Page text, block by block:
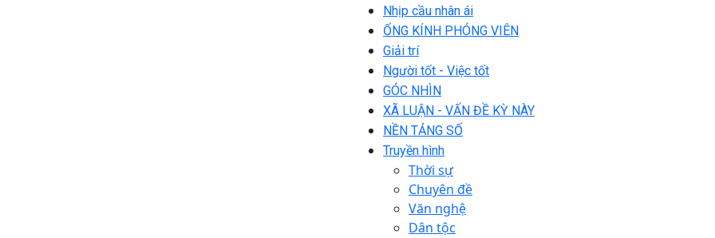
Nhịp cầu nhân ái
ỐNG KÍNH PHÓNG VIÊN
Giải trí
Người tốt - Việc tốt
GÓC NHÌN
XÃ LUẬN - VẤN ĐỀ KỲ NÀY
NỀN TẢNG SỐ
Truyền hình
Thời sự
Chuyên đề
Văn nghệ
Dân tộc